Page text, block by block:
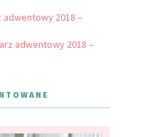
adwentowy 2018 –
adwentowy 2018 –